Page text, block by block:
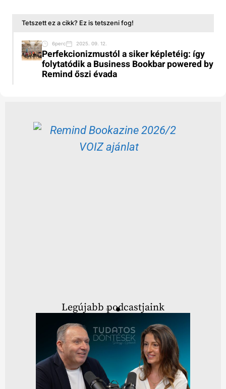
Tetszett ez a cikk? Ez is tetszeni fog!
6perc 2025. 09. 12.
Perfekcionizmustól a siker képletéig: így
folytatódik a Business Bookbar powered by
Remind őszi évada
Legújabb podcastjaink